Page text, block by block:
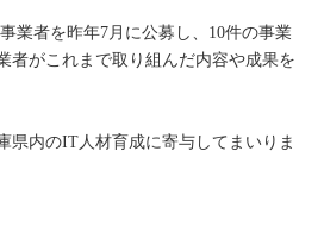
業者を昨年7月に公募し、10件の事業
者がこれまで取り組んだ内容や成果を
県内のIT人材育成に寄与してまいりま